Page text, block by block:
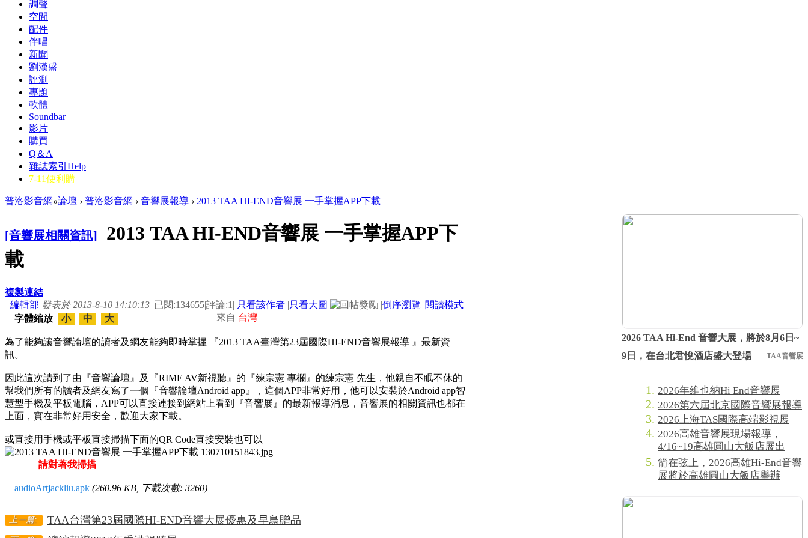
調聲
空間
配件
伴唱
新聞
劉漢盛
評測
專題
軟體
Soundbar
影片
購買
Q＆A
雜誌索引 Help
7-11便利購
普洛影音網»論壇 › 普洛影音網 › 音響展報導 › 2013 TAA HI-END音響展 一手掌握APP下載
[音響展相關資訊]
2013 TAA HI-END音響展 一手掌握APP下
載
複製連結
編輯部 發表於 2013-8-10 14:10:13 |已閱:134655|評論:1 | 只看該作者 |只看大圖 |倒序瀏覽 |閱讀模式
來自 台灣
字體縮放 小 中 大
為了能夠讓音響論壇的讀者及網友能夠即時掌握 『2013 TAA臺灣第23屆國際HI-END音響展報導 』最新資
訊。
因此這次請到了由『音響論壇』及『RIME AV新視聽』的『練宗憲 專欄』的練宗憲 先生，他親自不眠不休的
幫我們所有的讀者及網友寫了一個『音響論壇Android app』，這個APP非常好用，他可以安裝於Android app智
慧型手機及平板電腦，APP可以直接連接到網站上看到『音響展』的最新報導消息，音響展的相關資訊也都在
上面，實在非常好用安全，歡迎大家下載。
或直接用手機或平板直接掃描下面的QR Code直接安裝也可以
請對著我掃描
audioArtjackliu.apk (260.96 KB, 下載次數: 3260)
上一篇: TAA台灣第23屆國際HI-END音響大展優惠及早鳥贈品
2026 TAA Hi-End 音響大展，將於8月6日~
9日，在台北君悅酒店盛大登場
TAA音響展
2026年維也納Hi End音響展
2026第六屆北京國際音響展報導
2026上海TAS國際高端影視展
2026高雄音響展現場報導，
4/16~19高雄圓山大飯店展出
箭在弦上，2026高雄Hi-End音響
展將於高雄圓山大飯店舉辦